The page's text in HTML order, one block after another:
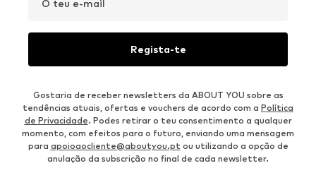
O teu e-mail
Regista-te
Gostaria de receber newsletters da ABOUT YOU sobre as
tendências atuais, ofertas e vouchers de acordo com a Política
de Privacidade. Podes retirar o teu consentimento a qualquer
momento, com efeitos para o futuro, enviando uma mensagem
para apoioaocliente@aboutyou.pt ou utilizando a opção de
anulação da subscrição no final de cada newsletter.